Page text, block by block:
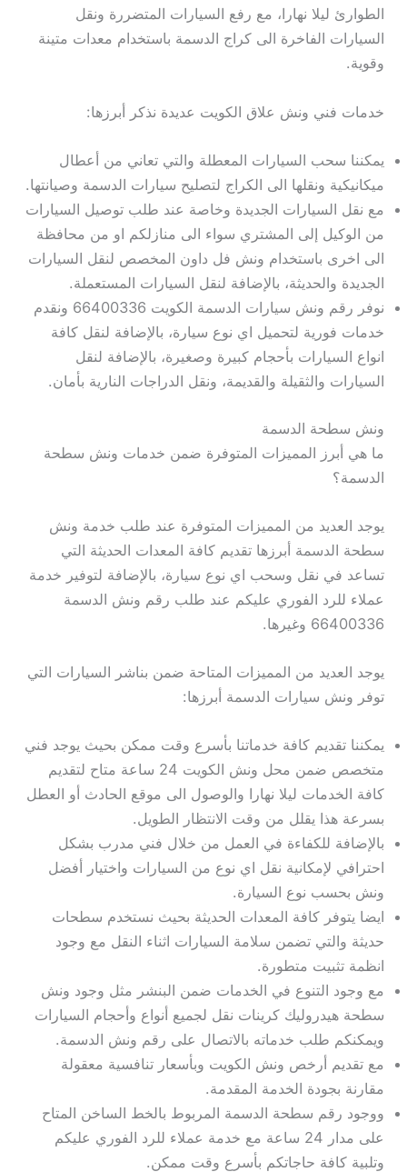
الطوارئ ليلا نهارا، مع رفع السيارات المتضررة ونقل
السيارات الفاخرة الى كراج الدسمة باستخدام معدات متينة
وقوية.
خدمات فني ونش علاق الكويت عديدة نذكر أبرزها:
يمكننا سحب السيارات المعطلة والتي تعاني من أعطال
ميكانيكية ونقلها الى الكراج لتصليح سيارات الدسمة وصيانتها.
مع نقل السيارات الجديدة وخاصة عند طلب توصيل السيارات
من الوكيل إلى المشتري سواء الى منازلكم او من محافظة
الى اخرى باستخدام ونش فل داون المخصص لنقل السيارات
الجديدة والحديثة، بالإضافة لنقل السيارات المستعملة.
نوفر رقم ونش سيارات الدسمة الكويت 66400336 ونقدم
خدمات فورية لتحميل اي نوع سيارة، بالإضافة لنقل كافة
انواع السيارات بأحجام كبيرة وصغيرة، بالإضافة لنقل
السيارات والثقيلة والقديمة، ونقل الدراجات النارية بأمان.
ونش سطحة الدسمة
ما هي أبرز المميزات المتوفرة ضمن خدمات ونش سطحة
الدسمة؟
يوجد العديد من المميزات المتوفرة عند طلب خدمة ونش
سطحة الدسمة أبرزها تقديم كافة المعدات الحديثة التي
تساعد في نقل وسحب اي نوع سيارة، بالإضافة لتوفير خدمة
عملاء للرد الفوري عليكم عند طلب رقم ونش الدسمة
66400336 وغيرها.
يوجد العديد من المميزات المتاحة ضمن بناشر السيارات التي
توفر ونش سيارات الدسمة أبرزها:
يمكننا تقديم كافة خدماتنا بأسرع وقت ممكن بحيث يوجد فني
متخصص ضمن محل ونش الكويت 24 ساعة متاح لتقديم
كافة الخدمات ليلا نهارا والوصول الى موقع الحادث أو العطل
بسرعة هذا يقلل من وقت الانتظار الطويل.
بالإضافة للكفاءة في العمل من خلال فني مدرب بشكل
احترافي لإمكانية نقل اي نوع من السيارات واختيار أفضل
ونش بحسب نوع السيارة.
ايضا يتوفر كافة المعدات الحديثة بحيث نستخدم سطحات
حديثة والتي تضمن سلامة السيارات اثناء النقل مع وجود
انظمة تثبيت متطورة.
مع وجود التنوع في الخدمات ضمن البنشر مثل وجود ونش
سطحة هيدروليك كرينات نقل لجميع أنواع وأحجام السيارات
ويمكنكم طلب خدماته بالاتصال على رقم ونش الدسمة.
مع تقديم أرخص ونش الكويت وبأسعار تنافسية معقولة
مقارنة بجودة الخدمة المقدمة.
ووجود رقم سطحة الدسمة المربوط بالخط الساخن المتاح
على مدار 24 ساعة مع خدمة عملاء للرد الفوري عليكم
وتلبية كافة حاجاتكم بأسرع وقت ممكن.